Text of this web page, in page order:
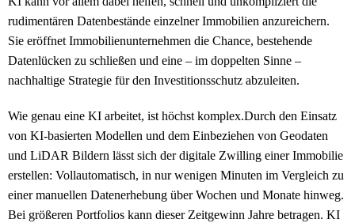
rudimentären Datenbestände einzelner Immobilien anzureichern.
Sie eröffnet Immobilienunternehmen die Chance, bestehende
Datenlücken zu schließen und eine – im doppelten Sinne –
nachhaltige Strategie für den Investitionsschutz abzuleiten.
Wie genau eine KI arbeitet, ist höchst komplex.Durch den Einsatz
von KI-basierten Modellen und dem Einbeziehen von Geodaten
und LiDAR Bildern lässt sich der digitale Zwilling einer Immobilie
erstellen: Vollautomatisch, in nur wenigen Minuten im Vergleich zu
einer manuellen Datenerhebung über Wochen und Monate hinweg.
Bei größeren Portfolios kann dieser Zeitgewinn Jahre betragen. KI